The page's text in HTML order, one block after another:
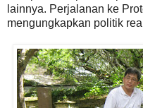
lainnya. Perjalanan ke
mengungkapkan politik